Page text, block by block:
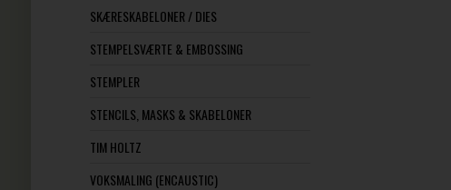
SKÆRESKABELONER / DIES
STEMPELSVÆRTE & EMBOSSING
STEMPLER
STENCILS, MASKS & SKABELONER
TIM HOLTZ
VOKSMALING (ENCAUSTIC)